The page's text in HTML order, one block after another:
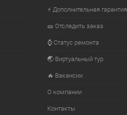
⚡ Дополнительная гарантия
🎫 Отследить заказ
⌚ Статус ремонта
🌏 Виртуальный тур
🔥 Вакансии
О компании
Контакты